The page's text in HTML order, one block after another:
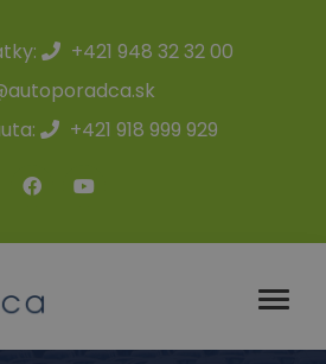
+421 948 32 32 00
+421 918 999 929